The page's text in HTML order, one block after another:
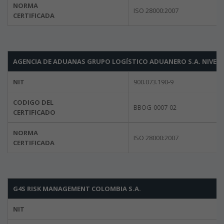
NORMA
CERTIFICADA
ISO 28000:2007
AGENCIA DE ADUANAS GRUPO LOGÍSTICO ADUANERO S.A. NIVEL
NIT 900.073.190-9
CODIGO DEL
CERTIFICADO
BBOG-0007-02
NORMA
CERTIFICADA
ISO 28000:2007
G4S RISK MANAGEMENT COLOMBIA S.A.
NIT